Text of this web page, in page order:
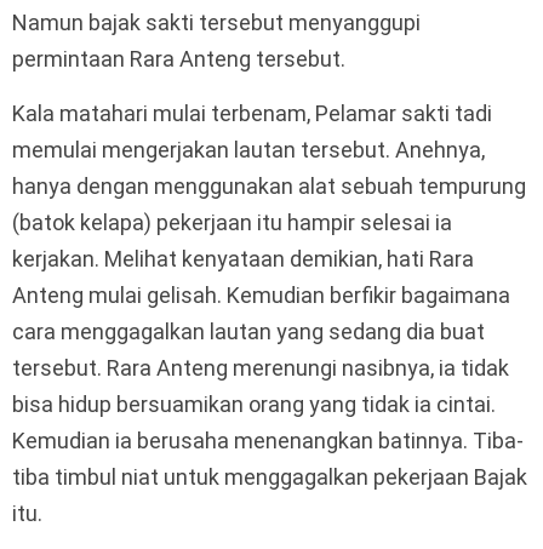
Namun bajak sakti tersebut menyanggupi
permintaan Rara Anteng tersebut.
Kala matahari mulai terbenam, Pelamar sakti tadi
memulai mengerjakan lautan tersebut. Anehnya,
hanya dengan menggunakan alat sebuah tempurung
(batok kelapa) pekerjaan itu hampir selesai ia
kerjakan. Melihat kenyataan demikian, hati Rara
Anteng mulai gelisah. Kemudian berfikir bagaimana
cara menggagalkan lautan yang sedang dia buat
tersebut. Rara Anteng merenungi nasibnya, ia tidak
bisa hidup bersuamikan orang yang tidak ia cintai.
Kemudian ia berusaha menenangkan batinnya. Tiba-
tiba timbul niat untuk menggagalkan pekerjaan Bajak
itu.